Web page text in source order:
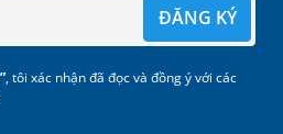
ĐĂNG KÝ
, tôi xác nhận đã đọc và đồng ý với các